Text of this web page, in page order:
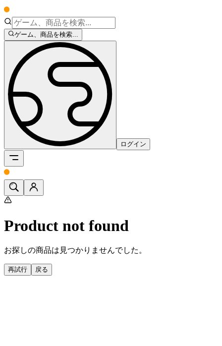
ゲーム、商品を検索...
ログイン
Product not found
お探しの商品は見つかりませんでした。
再試行 戻る